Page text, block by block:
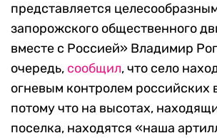
представляется
запорожского общественного
вместе с Россией» Владимир
очередь, сообщил, что село
огневым контролем российских
потому что на высотах,
поселка, находятся «наша